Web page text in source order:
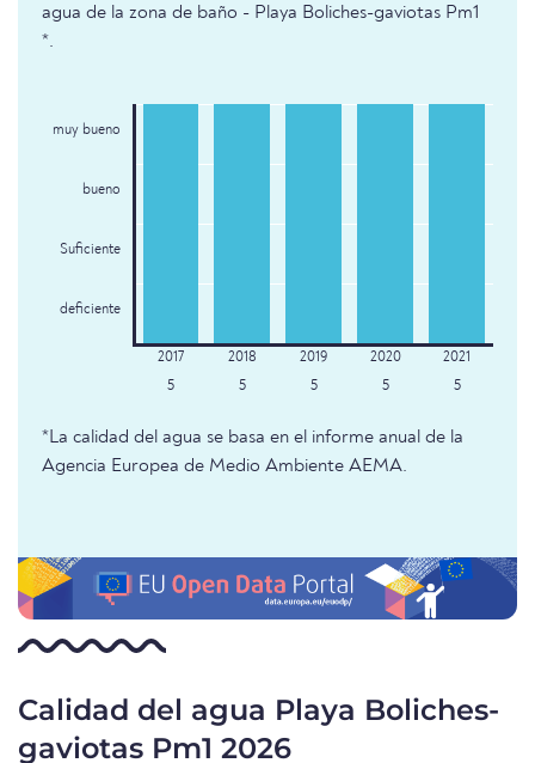
agua de la zona de baño - Playa Boliches-gaviotas Pm1
*.
muy bueno
bueno
Suficiente
deficiente
5 5 5 5 5
*La calidad del agua se basa en el informe anual de la
Agencia Europea de Medio Ambiente AEMA.
Calidad del agua Playa Boliches-
gaviotas Pm1 2026